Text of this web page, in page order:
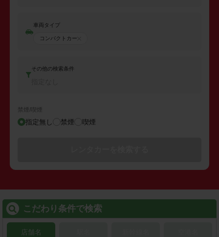
車両タイプ
コンパクトカー
その他の検索条件
禁煙/喫煙
指定無し 禁煙 喫煙
こだわり条件で検索
店舗名